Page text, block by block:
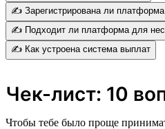
✍️ Зарегистрирована ли
✍️ Подходит ли платформа для
✍️ Как устроена система выплат
Чек-лист: 10
Чтобы тебе было проще